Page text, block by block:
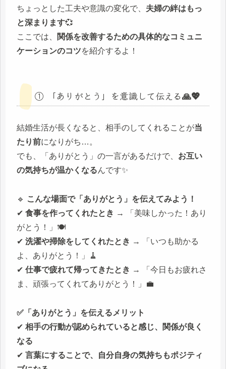
ちょっとした工夫や意識の変化で、 夫婦の絆はもっ
と深まります💞
ここでは、
関係を改善するための具体的なコミュニ
ケーションのコツを紹介するよ！
① 「ありがとう」を意識して伝える🙏💖
結婚生活が長くなると、相手のしてくれることが当
たり前になりがち…。
でも、「ありがとう」の一言があるだけで、 お互い
の気持ちが温かくなるんです✨
🔹 こんな場面で「ありがとう」を伝えてみよう！
✔ 食事を作ってくれたとき → 「美味しかった！あり
がとう！」🍽️
✔ 洗濯や掃除をしてくれたとき → 「いつも助かる
よ、ありがとう！」🧹
✔ 仕事で疲れて帰ってきたとき → 「今日もお疲れさ
ま、頑張ってくれてありがとう！」💼
✅「ありがとう」を伝えるメリット
✔ 相手の行動が認められていると感じ、関係が良く
なる
✔ 言葉にすることで、自分自身の気持ちもポジティ